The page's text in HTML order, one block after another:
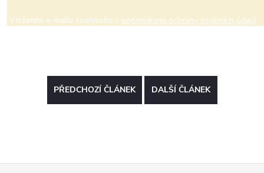
Vložením e-mailu souhlasíte s podmínkami ochrany osobních údajů
PŘEDCHOZÍ ČLÁNEK DALŠÍ ČLÁNEK